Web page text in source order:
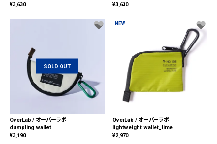
¥3,630
¥3,630
SOLD OUT
OverLab / オーバーラボ
dumpling wallet
¥3,190
NEW
OverLab / オーバーラボ
lightweight wallet_lime
¥2,970